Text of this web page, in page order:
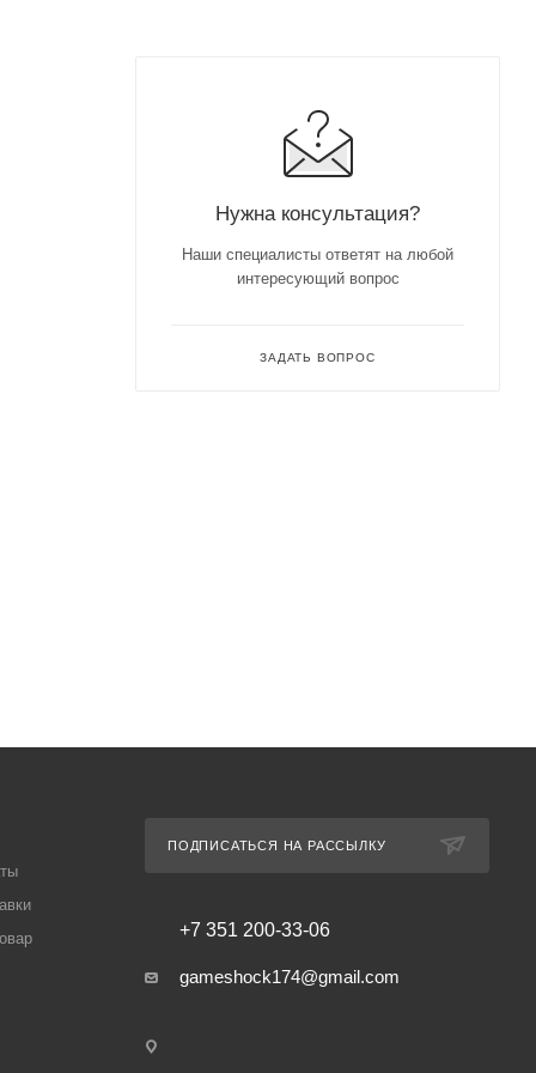
Нужна консультация?
Наши специалисты ответят на любой
интересующий вопрос
ЗАДАТЬ ВОПРОС
ПОДПИСАТЬСЯ НА РАССЫЛКУ
+7 351 200-33-06
gameshock174@gmail.com